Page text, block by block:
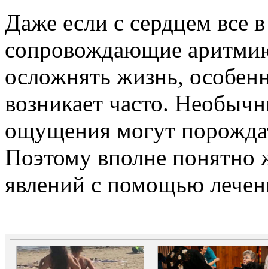
Даже если с сердцем все
сопровождающие
осложнять жизнь,
возникает часто.
ощущения могут
Поэтому вполне понятно
явлений с помощью